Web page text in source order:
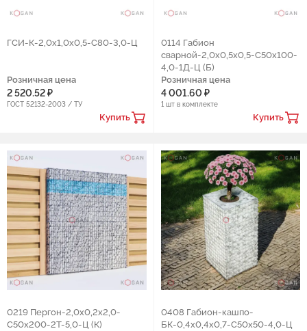
ГCИ-К-2,0х1,0х0,5-С80-3,0-Ц
Розничная цена
2 520.52 ₽
ГОСТ 52132-2003 / ТУ
Купить
0114 Габион
сварной-2,0х0,5х0,5-С50х100-
4,0-1Д-Ц (Б)
Розничная цена
4 001.60 ₽
1 шт в комплекте
Купить
0219 Пергон-2,0х0,2х2,0-
С50х200-2Т-5,0-Ц (К)
0408 Габион-кашпо-
БК-0,4х0,4х0,7-С50х50-4,0-Ц